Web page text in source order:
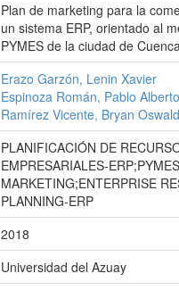
Plan de marketing para la
un sistema ERP, orientado al
PYMES de la ciudad de
Erazo Garzón, Lenin Xavier
Espinoza Román, Pablo Alberto
Ramírez Vicente, Bryan
PLANIFICACIÓN DE
EMPRESARIALES-
MARKETING;ENTERPRISE
PLANNING-ERP
2018
Universidad del Azuay